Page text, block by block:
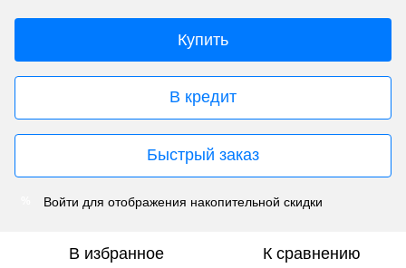
Купить
В кредит
Быстрый заказ
Войти для отображения накопительной скидки
В избранное К сравнению